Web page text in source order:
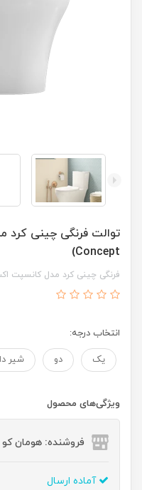
Concept)
فرنگی چینی کرد مدل کانسپت اکس 19 واش
انتخاب درجه:
یک دو شیر دار
ویژگی‌های محصول
فروشنده: هومان کو
آماده ارسال